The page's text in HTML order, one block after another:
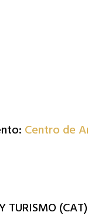
Centro de
TURISMO (CAT)